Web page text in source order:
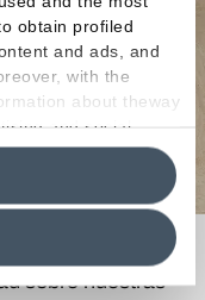
obtain profiled
and ads, and
with the
about theway
and social
itwith other
this banner,
browsing
For more
para tu hogar o
sobre nuestras